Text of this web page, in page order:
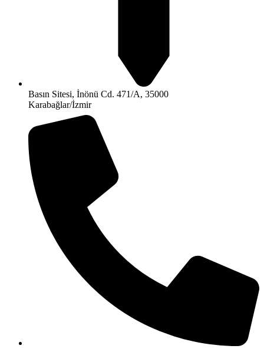
Basın Sitesi, İnönü Cd. 471/A, 35000
Karabağlar/İzmir